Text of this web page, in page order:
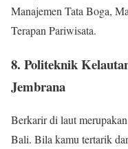
Manajemen Tata Boga,
Terapan Pariwisata.
8. Politeknik
Jembrana
Berkarir di laut
Bali. Bila kamu tertarik